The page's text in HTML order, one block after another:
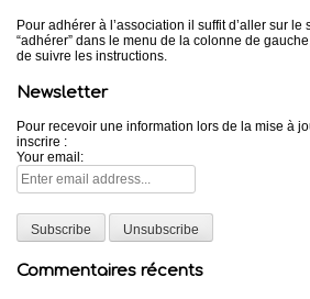
Pour adhérer à l’association il suffit d’aller sur le
“adhérer” dans le menu de la colonne de
de suivre les instructions.
Newsletter
Pour recevoir une information lors de la mise à
inscrire :
Your email:
Commentaires récents